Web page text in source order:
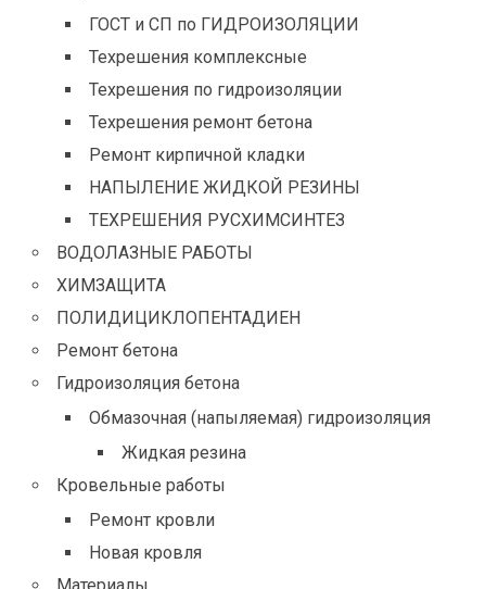
ГОСТ и СП по ГИДРОИЗОЛЯЦИИ
Техрешения комплексные
Техрешения по гидроизоляции
Техрешения ремонт бетона
Ремонт кирпичной кладки
НАПЫЛЕНИЕ ЖИДКОЙ РЕЗИНЫ
ТЕХРЕШЕНИЯ РУСХИМСИНТЕЗ
ВОДОЛАЗНЫЕ РАБОТЫ
ХИМЗАЩИТА
ПОЛИДИЦИКЛОПЕНТАДИЕН
Ремонт бетона
Гидроизоляция бетона
Обмазочная (напыляемая) гидроизоляция
Жидкая резина
Кровельные работы
Ремонт кровли
Новая кровля